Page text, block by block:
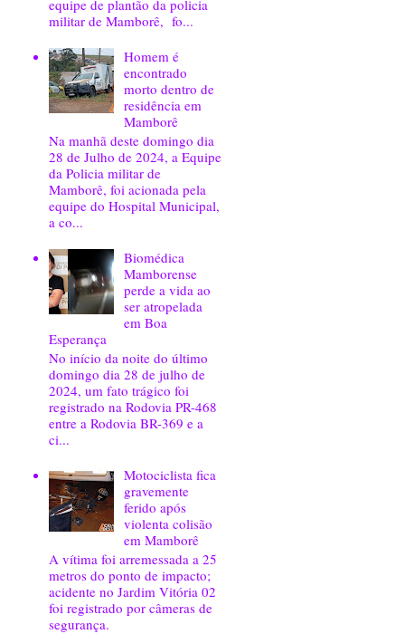
equipe de plantão da policia
militar de Mamborê, fo...
Homem é
encontrado
morto dentro de
residência em
Mamborê
Na manhã deste domingo dia
28 de Julho de 2024, a Equipe
da Policia militar de
Mamborê, foi acionada pela
equipe do Hospital Municipal,
a co...
Biomédica
Mamborense
perde a vida ao
ser atropelada
em Boa
Esperança
No início da noite do último
domingo dia 28 de julho de
2024, um fato trágico foi
registrado na Rodovia PR-468
entre a Rodovia BR-369 e a
ci...
Motociclista fica
gravemente
ferido após
violenta colisão
em Mamborê
A vítima foi arremessada a 25
metros do ponto de impacto;
acidente no Jardim Vitória 02
foi registrado por câmeras de
segurança.